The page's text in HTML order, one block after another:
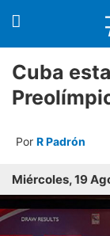
Cuba
Por R Padrón
Miércoles, 19